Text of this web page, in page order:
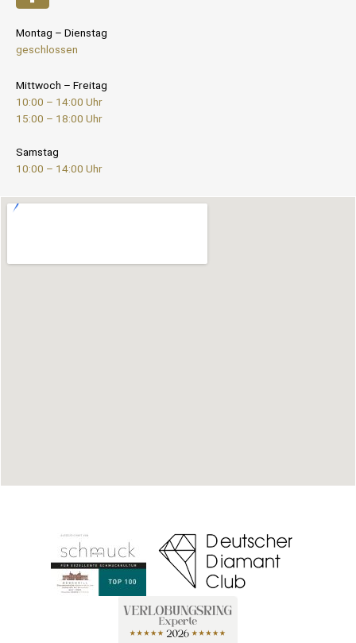
Montag – Dienstag
geschlossen
Mittwoch – Freitag
10:00 – 14:00 Uhr
15:00 – 18:00 Uhr
Samstag
10:00 – 14:00 Uhr